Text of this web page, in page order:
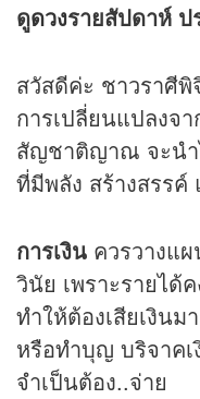
ดูดวงรายสัปดาห์ ป
สวัสดีค่ะ ชาวราศี
การเปลี่ยนแปลงจ
สัญชาติญาณ จะนำ
ที่มีพลัง สร้างสรรค์
การเงิน ควรวางแ
วินัย เพราะรายได้
ทำให้ต้องเสียเงินม
หรือทำบุญ บริจาค
จำเป็นต้อง..จ่าย